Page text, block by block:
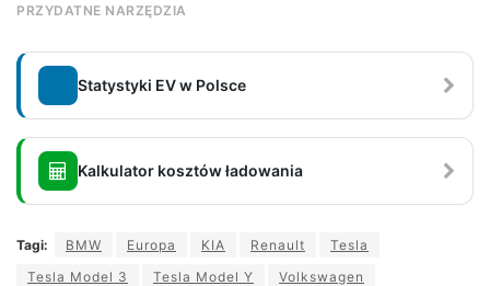
PRZYDATNE NARZĘDZIA
Statystyki EV w Polsce
Kalkulator kosztów ładowania
Tagi: BMW Europa KIA Renault
Tesla
Tesla Model 3
Tesla Model Y
Volkswagen